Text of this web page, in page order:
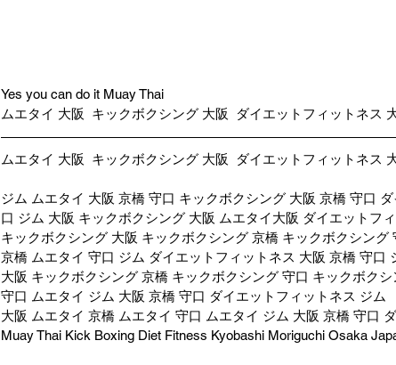
Yes you can do it Muay Thai
ムエタイ 大阪  キックボクシング 大阪  ダイエットフィットネス
ムエタイ 大阪  キックボクシング 大阪  ダイエットフィットネス
ジム ムエタイ 大阪 京橋 守口 キックボクシング 大阪 京橋 守口
口 ジム 大阪 キックボクシング 大阪 ムエタイ大阪 ダイエットフ
キックボクシング 大阪 キックボクシング 京橋 キックボクシング
京橋 ムエタイ 守口 ジム ダイエットフィットネス 大阪 京橋 守口
大阪 キックボクシング 京橋 キックボクシング 守口 キックボク
守口 ムエタイ ジム 大阪 京橋 守口 ダイエットフィットネス ジム
大阪 ムエタイ 京橋 ムエタイ 守口 ムエタイ ジム 大阪 京橋 守口
Muay Thai Kick Boxing Diet Fitness Kyobashi Moriguchi Osaka